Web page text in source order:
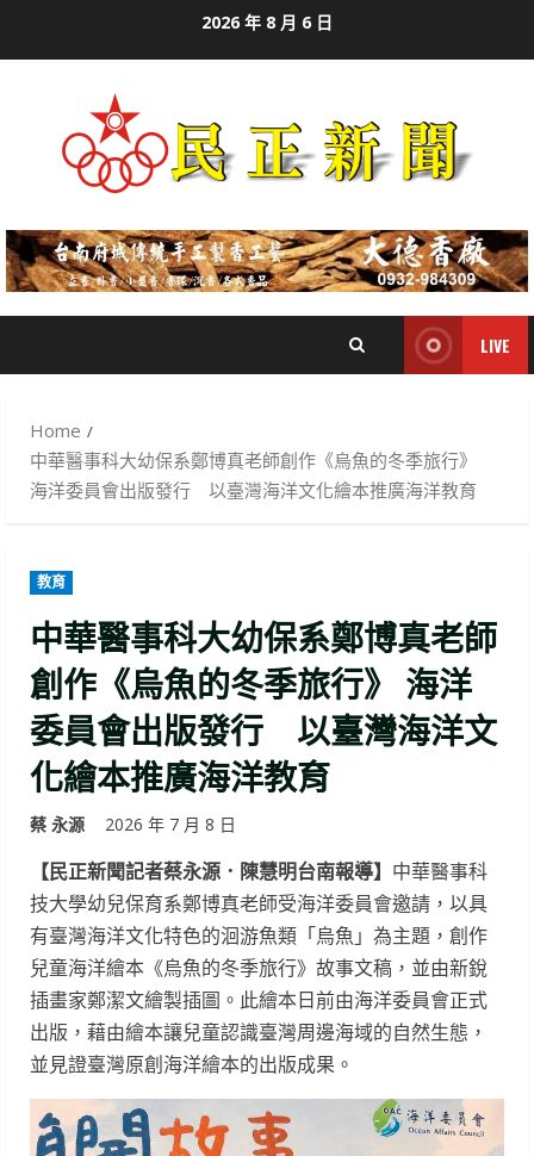
2026 年 8 月 6 日
LIVE
Home
中華醫事科大幼保系鄭博真老師創作《烏魚的冬季旅行》
海洋委員會出版發行 以臺灣海洋文化繪本推廣海洋教育
教育
中華醫事科大幼保系鄭博真老師
創作《烏魚的冬季旅行》 海洋
委員會出版發行 以臺灣海洋文
化繪本推廣海洋教育
蔡 永源 2026 年 7 月 8 日
【民正新聞記者蔡永源．陳慧明台南報導】 中華醫事科
技大學幼兒保育系鄭博真老師受海洋委員會邀請，以具
有臺灣海洋文化特色的洄游魚類「烏魚」為主題，創作
兒童海洋繪本《烏魚的冬季旅行》故事文稿，並由新銳
插畫家鄭潔文繪製插圖。此繪本日前由海洋委員會正式
出版，藉由繪本讓兒童認識臺灣周邊海域的自然生態，
並見證臺灣原創海洋繪本的出版成果。